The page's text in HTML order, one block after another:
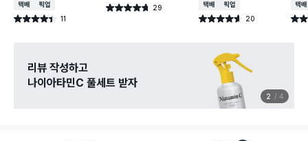
택배배송매장픽업
별점 4.4점 11
건 작성
별점 4.7점 29
건 작성
택배배송매장픽업
별점 4.6점 20
건 작성
택배
별점
리뷰 작성하고
나이아타민C 풀세트 받자
2 4